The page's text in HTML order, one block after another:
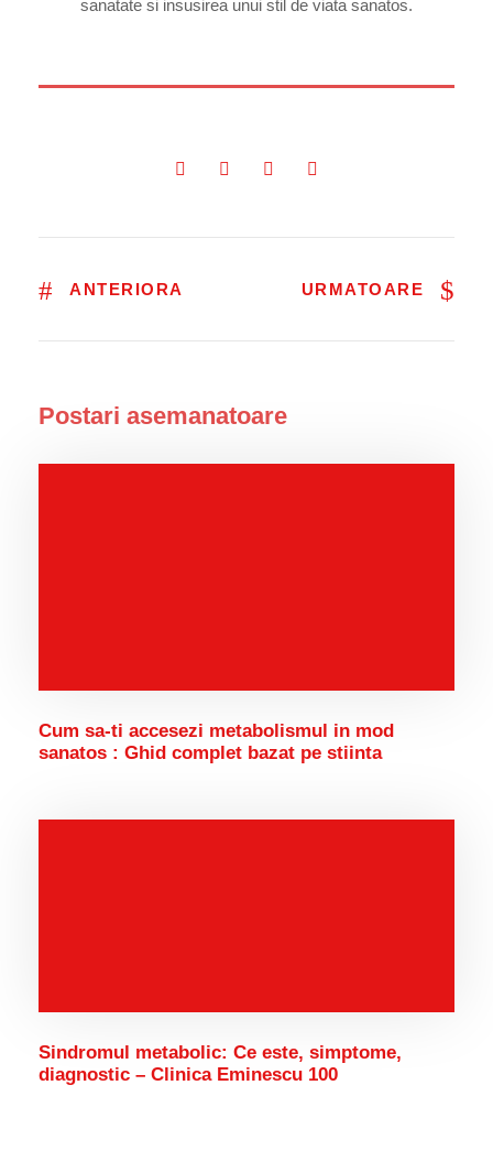
sanatate si insusirea unui stil de viata sanatos.
ANTERIORA URMATOARE
Postari asemanatoare
Cum sa-ti accesezi metabolismul in mod
sanatos : Ghid complet bazat pe stiinta
Sindromul metabolic: Ce este, simptome,
diagnostic – Clinica Eminescu 100